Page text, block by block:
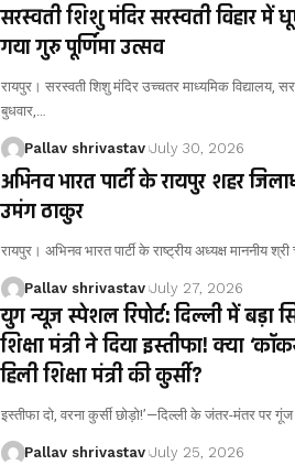
सरस्वती शिशु मंदिर सरस्वती विहार में
गया गुरु पूर्णिमा उत्सव
रायपुर। सरस्वती शिशु मंदिर उच्चतर माध्यमिक विद्यालय,
बुधवार,…
Pallav shrivastav July 30, 2026
अभिनव भारत पार्टी के रायपुर शहर
उमंग ठाकुर
रायपुर। अभिनव भारत पार्टी के राष्ट्रीय अध्यक्ष माननीय श्री
Pallav shrivastav July 27, 2026
युग न्यूज स्पेशल रिपोर्ट: दिल्ली में बड़ा
शिक्षा मंत्री ने दिया इस्तीफा! क्या
हिली शिक्षा मंत्री की कुर्सी?
इस्तीफा दो, वरना कुर्सी छोड़ो!’—दिल्ली के जंतर-मंतर पर
Pallav shrivastav July 25, 2026